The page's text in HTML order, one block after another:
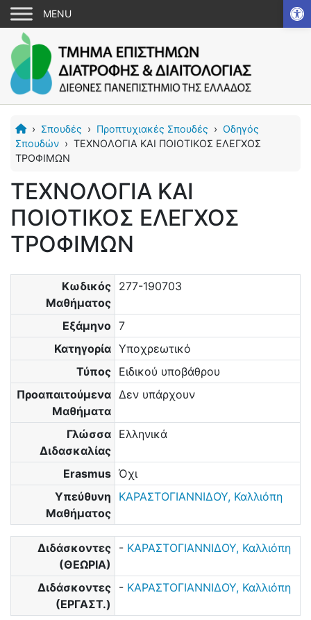
› Σπουδές › Προπτυχιακές Σπουδές › Οδηγός
Σπουδών › ΤΕΧΝΟΛΟΓΙΑ ΚΑΙ ΠΟΙΟΤΙΚΟΣ ΕΛΕΓΧΟΣ
ΤΡΟΦΙΜΩΝ
ΤΕΧΝΟΛΟΓΙΑ ΚΑΙ
ΠΟΙΟΤΙΚΟΣ ΕΛΕΓΧΟΣ
ΤΡΟΦΙΜΩΝ
Κωδικός
Μαθήματος
277-190703
Εξάμηνο 7
Κατηγορία Υποχρεωτικό
Τύπος Ειδικού υποβάθρου
Προαπαιτούμενα
Μαθήματα
Δεν υπάρχουν
Γλώσσα
Διδασκαλίας
Ελληνικά
Erasmus Όχι
Υπεύθυνη
Μαθήματος
ΚΑΡΑΣΤΟΓΙΑΝΝΙΔΟΥ, Καλλιόπη
Διδάσκοντες
(ΘΕΩΡΙΑ)
- ΚΑΡΑΣΤΟΓΙΑΝΝΙΔΟΥ, Καλλιόπη
Διδάσκοντες
(ΕΡΓΑΣΤ.)
- ΚΑΡΑΣΤΟΓΙΑΝΝΙΔΟΥ, Καλλιόπη